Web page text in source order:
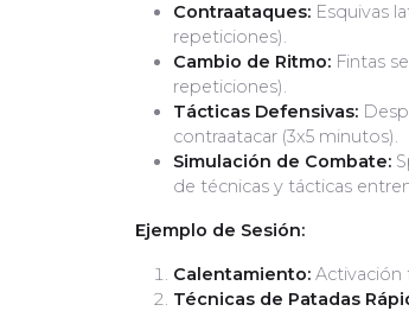
Contraataques: Esquivas
repeticiones).
Cambio de Ritmo: Fintas
repeticiones).
Tácticas Defensivas:
contraatacar (3x5 minutos).
Simulación de Combate:
de técnicas y tácticas
Ejemplo de Sesión:
Calentamiento: Activación
Técnicas de Patadas